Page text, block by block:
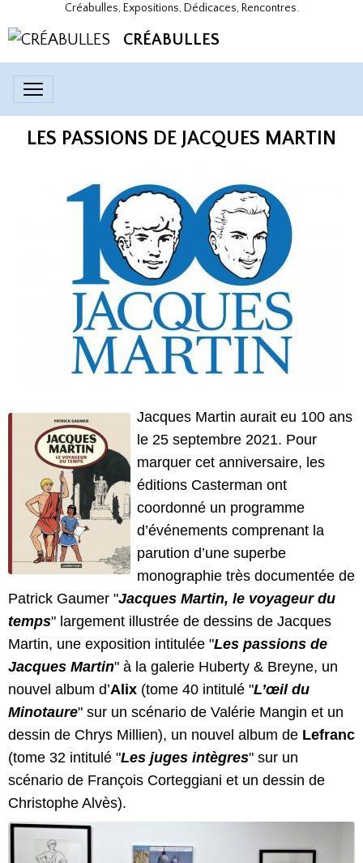
Créabulles, Expositions, Dédicaces, Rencontres.
CRÉABULLES
LES PASSIONS DE JACQUES MARTIN
Jacques Martin aurait eu 100 ans
le 25 septembre 2021. Pour
marquer cet anniversaire, les
éditions Casterman ont
coordonné un programme
d’événements comprenant la
parution d’une superbe
monographie très documentée de
Patrick Gaumer "Jacques Martin, le voyageur du
temps" largement illustrée de dessins de Jacques
Martin, une exposition intitulée "Les passions de
Jacques Martin" à la galerie Huberty & Breyne, un
nouvel album d’Alix (tome 40 intitulé "L’œil du
Minotaure" sur un scénario de Valérie Mangin et un
dessin de Chrys Millien), un nouvel album de Lefranc
(tome 32 intitulé "Les juges intègres" sur un
scénario de François Corteggiani et un dessin de
Christophe Alvès).